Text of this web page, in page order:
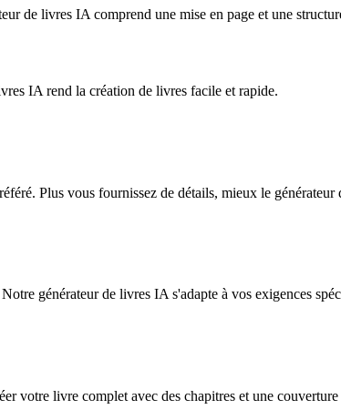
de livres IA comprend une mise en page et une
IA rend la création de livres facile et rapide.
Plus vous fournissez de détails, mieux le
générateur de livres IA s'adapte à vos exigences
votre livre complet avec des chapitres et une